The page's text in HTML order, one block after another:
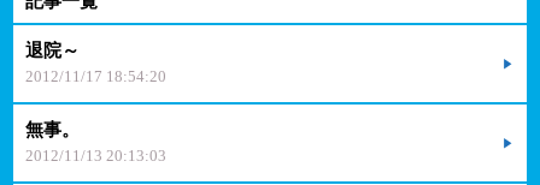
退院～
2012/11/17 18:54:20
無事。
2012/11/13 20:13:03